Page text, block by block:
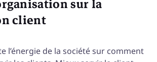
sur la
client
l’énergie de la société sur comment